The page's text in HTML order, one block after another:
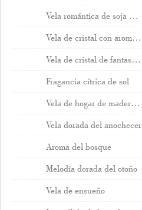
Vela romántica de soja de otoño
Vela de cristal con aroma a cedro
Vela de cristal de fantasía de verano
Fragancia cítrica de sol
Vela de hogar de madera de cedro
Vela dorada del anochecer
Aroma del bosque
Melodía dorada del otoño
Vela de ensueño